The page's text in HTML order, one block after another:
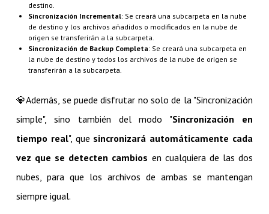
destino.
Sincronización Incremental: Se creará una subcarpeta en la nube
de destino y los archivos añadidos o modificados en la nube de
origen se transferirán a la subcarpeta.
Sincronización de Backup Completa: Se creará una subcarpeta en
la nube de destino y todos los archivos de la nube de origen se
transferirán a la subcarpeta.
💎​Además, se puede disfrutar no solo de la "Sincronización
simple", sino también del modo "Sincronización en
tiempo real", que sincronizará automáticamente cada
vez que se detecten cambios en cualquiera de las dos
nubes, para que los archivos de ambas se mantengan
siempre igual.